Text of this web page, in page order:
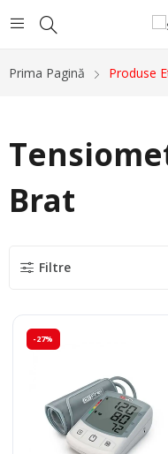
Prima Pagină Produse
Brat
Filtre
-27%